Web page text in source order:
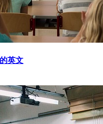
英文